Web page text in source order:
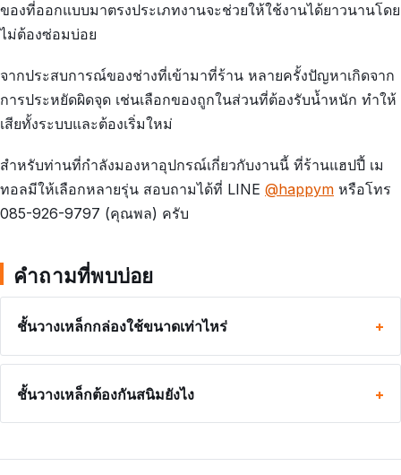
ของที่ออกแบบมาตรงประเภทงานจะช่วยให้ใช้งานได้ยาวนานโดย
ไม่ต้องซ่อมบ่อย
จากประสบการณ์ของช่างที่เข้ามาที่ร้าน หลายครั้งปัญหาเกิดจาก
การประหยัดผิดจุด เช่นเลือกของถูกในส่วนที่ต้องรับน้ำหนัก ทำให้
เสียทั้งระบบและต้องเริ่มใหม่
สำหรับท่านที่กำลังมองหาอุปกรณ์เกี่ยวกับงานนี้ ที่ร้านแฮปปี้ เม
ทอลมีให้เลือกหลายรุ่น สอบถามได้ที่ LINE @happym หรือโทร
085-926-9797 (คุณพล) ครับ
คำถามที่พบบ่อย
ชั้นวางเหล็กกล่องใช้ขนาดเท่าไหร่
ชั้นวางเหล็กต้องกันสนิมยังไง